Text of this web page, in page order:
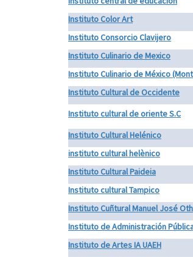
Instituto Color Art
Instituto Consorcio Clavijero
Instituto Culinario de Mexico
Instituto Culinario de México
Instituto Cultural de Occidente
Instituto cultural de oriente S.C
Instituto Cultural Helénico
instituto cultural helènico
Instituto Cultural Paideia
Instituto cultural Tampico
Instituto Cuñtural Manuel José
Instituto de Administración
Instituto de Artes IA UAEH